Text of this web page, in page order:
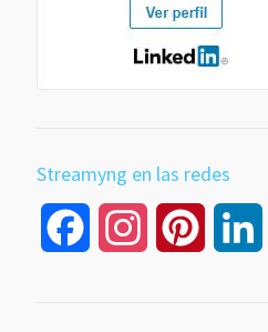
Streamyng en las redes
Facebook InstagramPinterest